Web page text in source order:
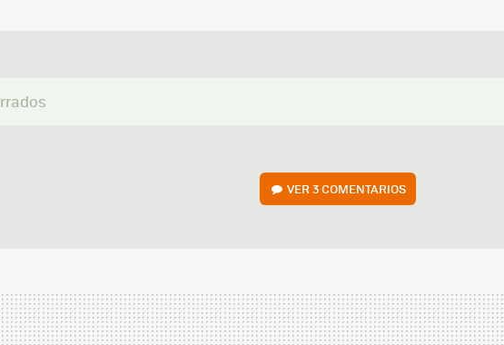
VER3 COMENTARIOS